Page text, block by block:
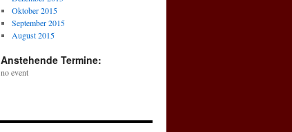
Oktober 2015
September 2015
August 2015
Anstehende Termine:
no event